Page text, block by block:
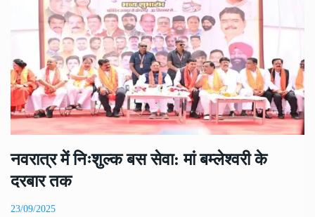
नवरात्र में निःशुल्क बस सेवा: मां बम्लेश्वरी के
दरबार तक
23/09/2025